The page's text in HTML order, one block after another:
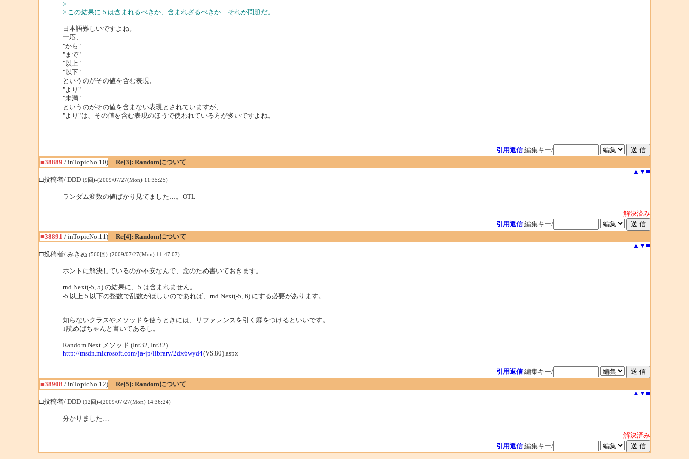
>
> この結果に 5 は含まれるべきか、含まれざるべきか…それが問題だ。
日本語難しいですよね。
一応、
"から"
"まで"
"以上"
"以下"
というのがその値を含む表現、
"より"
"未満"
というのがその値を含まない表現とされていますが、
"より"は、その値を含む表現のほうで使われている方が多いですよね。
引用返信 編集キー/
■38889 / inTopicNo.10)
Re[3]: Randomについて
▲ ▼ ■
□投稿者/ DDD (9回)-(2009/07/27(Mon) 11:35:25)
ランダム変数の値ばかり見てました…。OTL
解決済み
引用返信 編集キー/
■38891 / inTopicNo.11)
Re[4]: Randomについて
▲ ▼ ■
□投稿者/ みきぬ (560回)-(2009/07/27(Mon) 11:47:07)
ホントに解決しているのか不安なんで、念のため書いておきます。
rnd.Next(-5, 5) の結果に、5 は含まれません。
-5 以上 5 以下の整数で乱数がほしいのであれば、rnd.Next(-5, 6) にする必要があります。
知らないクラスやメソッドを使うときには、リファレンスを引く癖をつけるといいです。
↓読めばちゃんと書いてあるし。
Random.Next メソッド (Int32, Int32)
http://msdn.microsoft.com/ja-jp/library/2dx6wyd4(VS.80).aspx
引用返信 編集キー/
■38908 / inTopicNo.12)
Re[5]: Randomについて
▲ ▼ ■
□投稿者/ DDD (12回)-(2009/07/27(Mon) 14:36:24)
分かりました…
解決済み
引用返信 編集キー/